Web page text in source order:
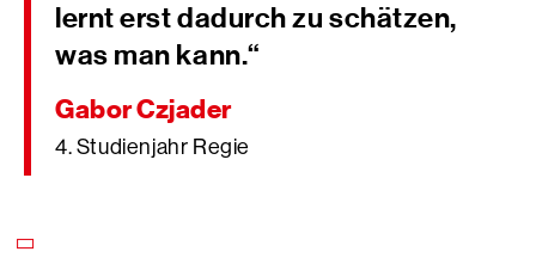
lernt erst dadurch zu schätzen,
was man kann.“
Gabor Czjader
4. Studienjahr Regie